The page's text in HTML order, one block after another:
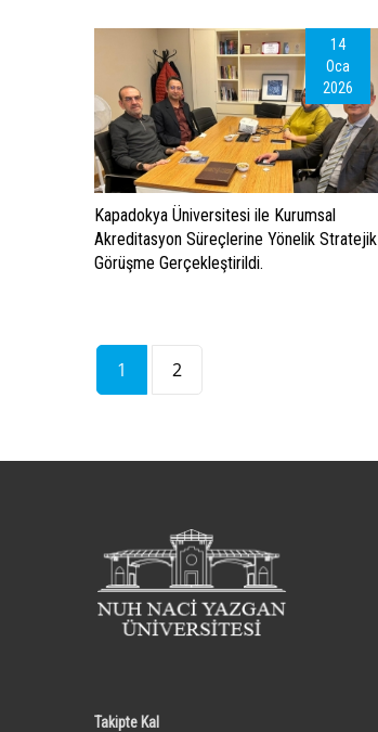
14
Oca
2026
Kapadokya Üniversitesi ile Kurumsal
Akreditasyon Süreçlerine Yönelik Stratejik
Görüşme Gerçekleştirildi.
1 2
Takipte Kal